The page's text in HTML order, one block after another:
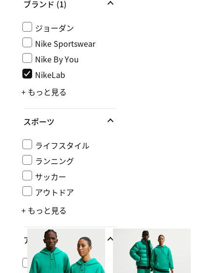
ブランド (1)
ジョーダン
Nike Sportswear
Nike By You
NikeLab
+ もっと見る
スポーツ
ライフスタイル
ランニング
サッカー
アウトドア
+ もっと見る
アパレル
トップス